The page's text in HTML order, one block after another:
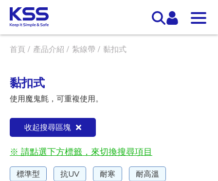
首頁 產品介紹 紮線帶 黏扣式
黏扣式
使用魔鬼氈，可重複使用。
收起搜尋區塊
※ 請點選下方標籤，來切換搜尋項目
標準型 抗UV 耐寒
耐高溫